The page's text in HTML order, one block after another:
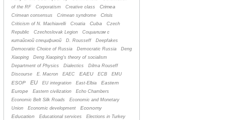
of the RF
Corporatism Creative class Crimea
Crimean consensus Crimean syndrome Crisis
Criticism of N. Machiavelli Croatia Cuba
Czech
Republic
Czechoslovak Legion
Cоциализм с
китайской спецификой
D. Rousseff
Deepfakes
Democratic Choice of Russia
Democratic Russia
Deng
Xiaoping
Deng Xiaoping's theory of socialism
Department of Physics
Dialectics
Dilma Rouseff
Discourse
E. Macron EAEC EAEU ECB EMU
ESOP EU EU integration East-Elbia
Eastern
Europe
Eastern civilization
Echo Chambers
Economic Belt Silk Roads
Economic and Monetary
Union
Economic development
Economy
Education
Educational services
Elections in Turkey